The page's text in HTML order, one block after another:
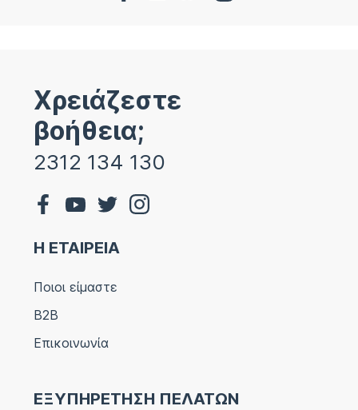
Χρειάζεστε
βοήθεια;
2312 134 130
Η ΕΤΑΙΡΕΙΑ
Ποιοι είμαστε
B2B
Επικοινωνία
ΕΞΥΠΗΡΕΤΗΣΗ ΠΕΛΑΤΩΝ